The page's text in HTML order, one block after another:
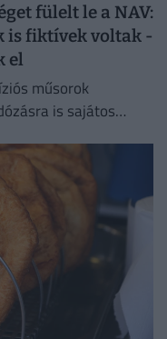
fülelt le a NAV:
is fiktívek voltak -
el
műsorok
is sajátos